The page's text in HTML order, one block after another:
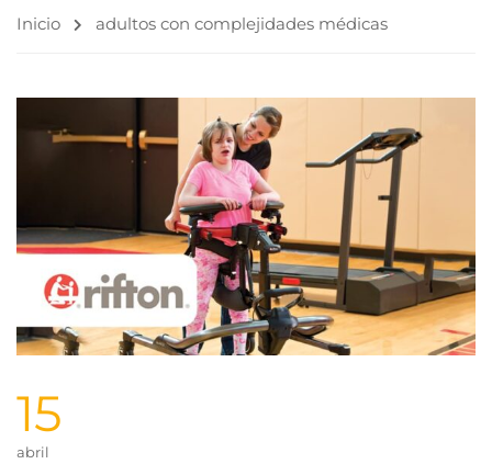
Inicio adultos con complejidades médicas
15
abril